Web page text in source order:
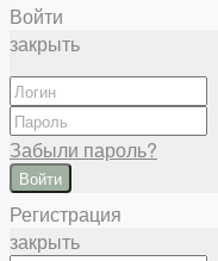
Войти
закрыть
Забыли пароль?
Войти
Регистрация
закрыть